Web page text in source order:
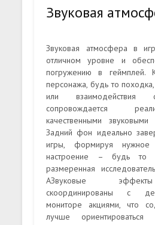
Звуковая
Звуковая атмосфера в
отличном уровне и
погружению в геймплей.
персонажа, будь то
или взаимодействия
сопровождается
качественными звуковыми
Задний фон идеально
игры, формируя нужное
настроение – будь то
размеренная
АЗвуковые
скоординированы с
мониторе акциями, что
лучше